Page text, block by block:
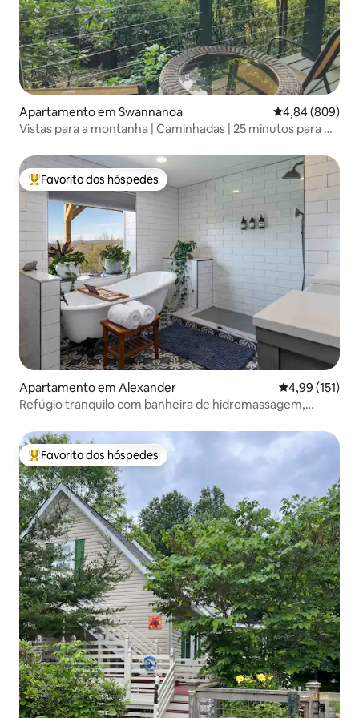
Apartamento em Swannanoa Classificação
4,84 (809)
Vistas para a montanha | Caminhadas | 25 minutos para DT
Favoritos dos hóspedes mais apreciados
Favorito dos hóspedes
Apartamento em Alexander Classificação
4,99 (151)
Refúgio tranquilo com banheira de hidromassagem,
Favoritos dos hóspedes mais apreciados
Favorito dos hóspedes